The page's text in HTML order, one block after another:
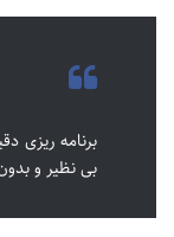
برنامه ریزی
بی نظیر و